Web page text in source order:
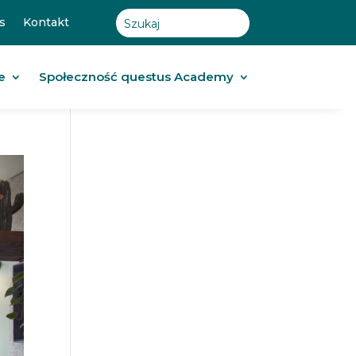
Kontakt
Społeczność questus Academy